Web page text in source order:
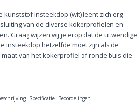
kunststof insteekdop (wit) leent zich erg
van de diverse kokerprofielen en
Graag wijzen wij je erop dat de uitwendige
insteekdop hetzelfde moet zijn als de
maat van het kokerprofiel of ronde buis die
Specificatie Beoordelingen